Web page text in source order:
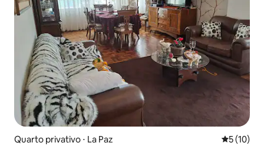
Quarto privativo ⋅ La Paz 5 de uma
5 (10)